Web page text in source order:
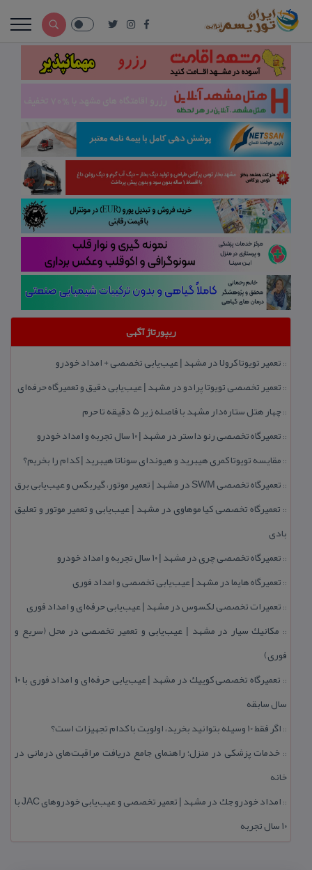
ریپورتاژ آگهی
:: تعمیر تویوتا كرولا در مشهد | عیب‌یابی تخصصی + امداد خودرو
:: تعمیر تخصصی تویوتا پرادو در مشهد | عیب‌یابی دقیق و تعمیرگاه حرفه‌ای
::چهار هتل‌ ستاره‌دار مشهد با فاصله زیر 5 دقیقه تا حرم
:: تعمیرگاه تخصصی رنو داستر در مشهد | ۱۰ سال تجربه و امداد خودرو
:: مقایسه تویوتا كمری هیبرید و هیوندای سوناتا هیبرید | كدام را بخریم؟
:: تعمیرگاه تخصصی SWM در مشهد | تعمیر موتور، گیربكس و عیب‌یابی برق
:: تعمیرگاه تخصصی كیا موهاوی در مشهد | عیب‌یابی و تعمیر موتور و تعلیق
بادی
:: تعمیرگاه تخصصی چری در مشهد | ۱۰ سال تجربه و امداد خودرو
:: تعمیرگاه هایما در مشهد | عیب‌یابی تخصصی و امداد فوری
:: تعمیرات تخصصی لكسوس در مشهد | عیب‌یابی حرفه‌ای و امداد فوری
:: مكانیك سیار در مشهد | عیب‌یابی و تعمیر تخصصی در محل (سریع و
فوری)
::
تعمیرگاه تخصصی كوییك در مشهد | عیب‌یابی حرفه‌ای و امداد فوری با ۱۰
سال سابقه
:: اگر فقط 10 وسیله بتوانید بخرید، اولویت با كدام تجهیزات است؟
:: خدمات پزشكی در منزل؛ راهنمای جامع دریافت مراقبت‌های درمانی در
خانه
::
امداد خودرو جك در مشهد | تعمیر تخصصی و عیب‌یابی خودروهای JAC با
۱۰ سال تجربه